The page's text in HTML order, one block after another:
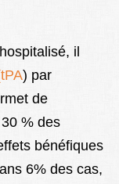
il
) par
de
% des
bénéfiques
6% des cas,